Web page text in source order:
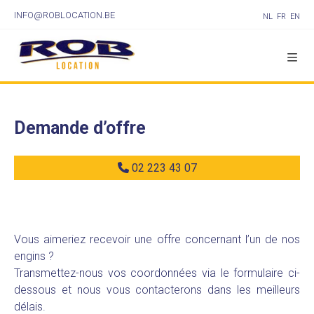
INFO@ROBLOCATION.BE NL FR EN
Demande d’offre
02 223 43 07
Vous aimeriez recevoir une offre concernant l’un de nos
engins ?
Transmettez-nous vos coordonnées via le formulaire ci-
dessous et nous vous contacterons dans les meilleurs
délais.